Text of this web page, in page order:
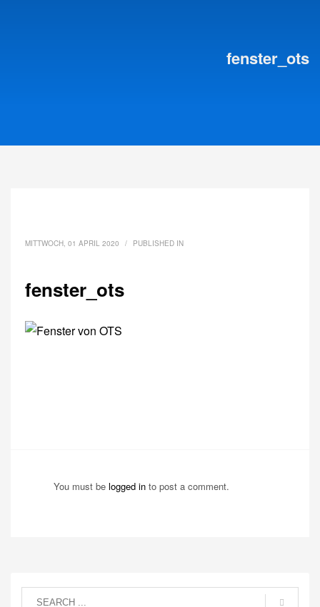
fenster_ots
MITTWOCH, 01 APRIL 2020 / PUBLISHED IN
fenster_ots
You must be logged in to post a comment.